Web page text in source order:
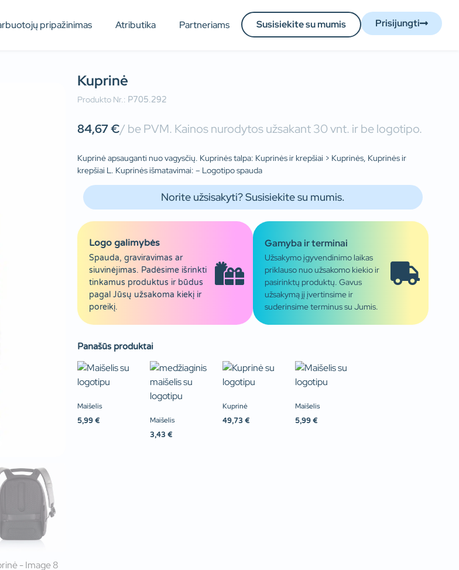
pripažinimas Atributika Partneriams Susisiekite su mumis Prisijungti
Kuprinė
Produkto Nr.: P705.292
84,67€/ be PVM. Kainos nurodytos užsakant 30 vnt. ir be logotipo.
Kuprinė apsauganti nuo vagysčių. Kuprinės talpa: Kuprinės ir krepšiai > Kuprinės, Kuprinės ir
krepšiai L. Kuprinės išmatavimai: – Logotipo spauda
Norite užsisakyti? Susisiekite su mumis.
Logo galimybės
Spauda, graviravimas ar
siuvinėjimas. Padėsime išrinkti
tinkamus produktus ir būdus
pagal Jūsų užsakoma kiekį ir
poreikį.
Gamyba ir terminai
Užsakymo įgyvendinimo laikas
priklauso nuo užsakomo kiekio ir
pasirinktų produktų. Gavus
užsakymą jį įvertinsime ir
suderinsime terminus su Jumis.
Panašūs produktai
Maišelis
5,99 € Maišelis
3,43 €
Kuprinė
49,73 €
Maišelis
5,99 €